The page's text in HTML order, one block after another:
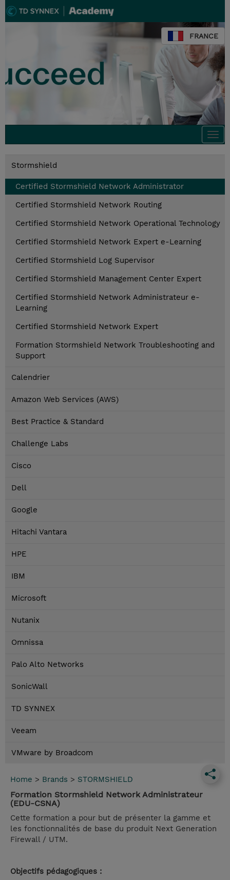
FRANCE
Stormshield
Certified Stormshield Network Administrator
Certified Stormshield Network Routing
Certified Stormshield Network Operational Technology
Certified Stormshield Network Expert e-Learning
Certified Stormshield Log Supervisor
Certified Stormshield Management Center Expert
Certified Stormshield Network Administrateur e-
Learning
Certified Stormshield Network Expert
Formation Stormshield Network Troubleshooting and
Support
Calendrier
Amazon Web Services (AWS)
Best Practice & Standard
Challenge Labs
Cisco
Dell
Google
Hitachi Vantara
HPE
IBM
Microsoft
Nutanix
Omnissa
Palo Alto Networks
SonicWall
TD SYNNEX
Veeam
VMware by Broadcom
Home > Brands > STORMSHIELD
Formation Stormshield Network Administrateur
(EDU-CSNA)
Cette formation a pour but de présenter la gamme et
les fonctionnalités de base du produit Next Generation
Firewall / UTM.
Objectifs pédagogiques :